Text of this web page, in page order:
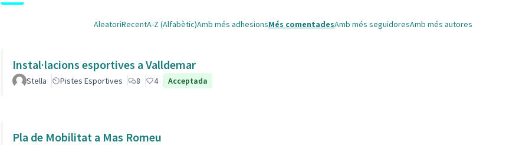
AleatoriRecentA-Z (Alfabètic)Amb més adhesionsMés comentadesAmb més seguidoresAmb més autores
Instal·lacions esportives a Valldemar
Stella Pistes Esportives 8 4 Acceptada
Pla de Mobilitat a Mas Romeu